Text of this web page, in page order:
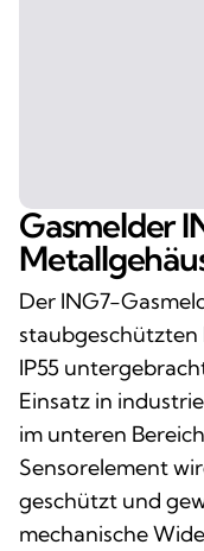
Gasmelder
Der ING7-
IP55
Einsatz in
im unteren
Sensorelement
geschützt und
mechanische